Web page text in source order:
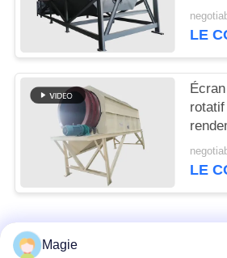
du
LE
LE
Catégories populaires
Magie